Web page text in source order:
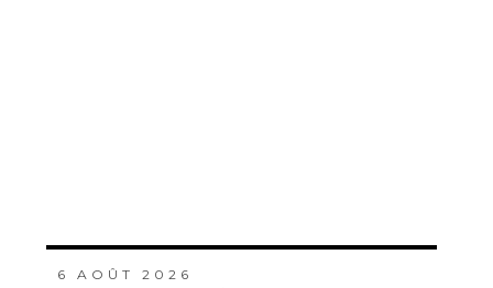
6 AOÛT 2026